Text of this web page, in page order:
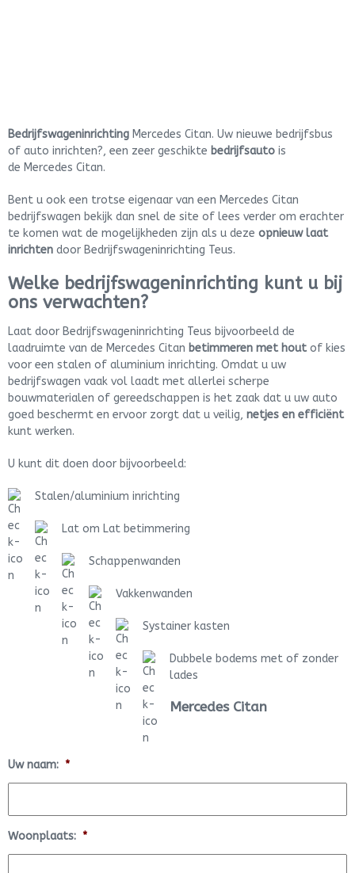
Bedrijfswageninrichting Mercedes Citan. Uw nieuwe bedrijfsbus
of auto inrichten?, een zeer geschikte bedrijfsauto is
de Mercedes Citan.
Bent u ook een trotse eigenaar van een Mercedes Citan
bedrijfswagen bekijk dan snel de site of lees verder om erachter
te komen wat de mogelijkheden zijn als u deze opnieuw laat
inrichten door Bedrijfswageninrichting Teus.
Welke bedrijfswageninrichting kunt u bij
ons verwachten?
Laat door Bedrijfswageninrichting Teus bijvoorbeeld de
laadruimte van de Mercedes Citan betimmeren met hout of kies
voor een stalen of aluminium inrichting. Omdat u uw
bedrijfswagen vaak vol laadt met allerlei scherpe
bouwmaterialen of gereedschappen is het zaak dat u uw auto
goed beschermt en ervoor zorgt dat u veilig, netjes en efficiënt
kunt werken.
U kunt dit doen door bijvoorbeeld:
Stalen/aluminium inrichting
Lat om Lat betimmering
Schappenwanden
Vakkenwanden
Systainer kasten
Dubbele bodems met of zonder
lades
Mercedes Citan
Uw naam: *
Woonplaats: *